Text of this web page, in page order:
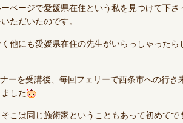
ページで愛媛県在住という私を見つけて下
ただいたのです。
他にも愛媛県在住の先生がいらっしゃった
ーを受講後、毎回フェリーで西条市への行
した
こは同じ施術家ということもあって初めてで